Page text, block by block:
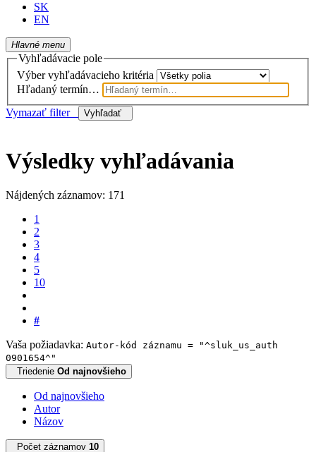
SK
EN
Hlavné menu
Vyhľadávacie pole
Výber vyhľadávacieho kritéria
Hľadaný termín…
Vymazať filter
Vyhľadať
Výsledky vyhľadávania
Nájdených záznamov: 171
1
2
3
4
5
10
#
Vaša požiadavka: Autor-kód záznamu = "^sluk_us_auth
0901654^"
Triedenie Od najnovšieho
Od najnovšieho
Autor
Názov
Počet záznamov 10